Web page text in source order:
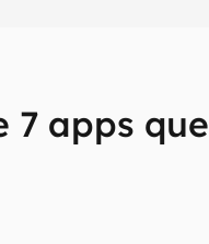
7 apps que
primeira